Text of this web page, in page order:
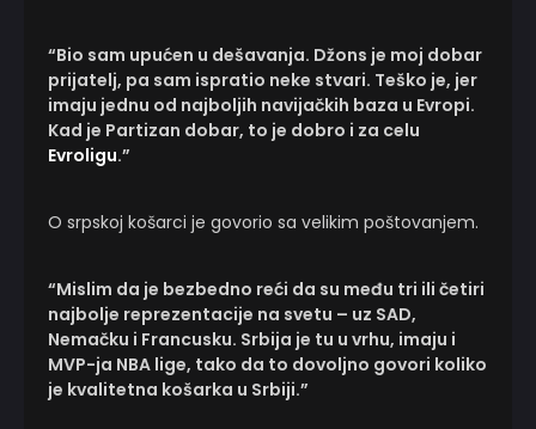
“Bio sam upućen u dešavanja. Džons je moj dobar
prijatelj, pa sam ispratio neke stvari. Teško je, jer
imaju jednu od najboljih navijačkih baza u Evropi.
Kad je Partizan dobar, to je dobro i za celu
Evroligu.”
O srpskoj košarci je govorio sa velikim poštovanjem.
“Mislim da je bezbedno reći da su među tri ili četiri
najbolje reprezentacije na svetu – uz SAD,
Nemačku i Francusku. Srbija je tu u vrhu, imaju i
MVP-ja NBA lige, tako da to dovoljno govori koliko
je kvalitetna košarka u Srbiji.”